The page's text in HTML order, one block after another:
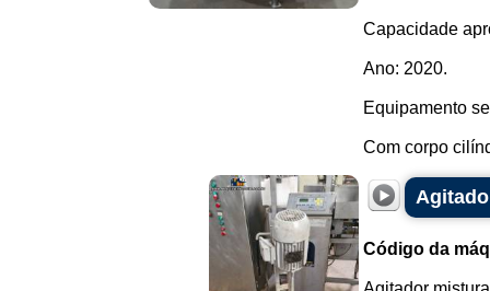
Capacidade
Ano: 2020.
Equipamento
Com corpo
Código da